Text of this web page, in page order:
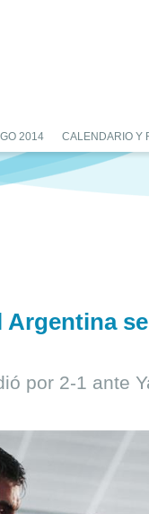
2014 CALENDARIO Y
por 2-1 ante